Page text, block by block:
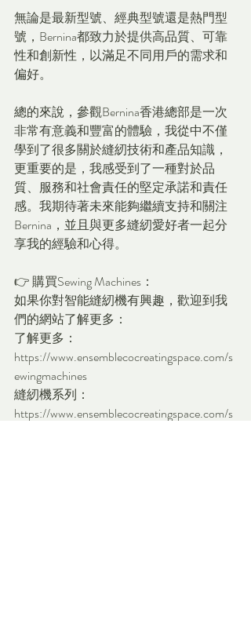
無論是最新型號、經典型號還是熱門型
號，Bernina都致力於提供高品質、可靠
性和創新性，以滿足不同用戶的需求和
偏好。
總的來說，參觀Bernina香港總部是一次
非常有意義和豐富的體驗，我從中不僅
學到了很多關於縫紉技術和產品知識，
更重要的是，我感受到了一種對於品
質、服務和社會責任的堅定承諾和責任
感。我期待著未來能夠繼續支持和關注
Bernina，並且與更多縫紉愛好者一起分
享我的經驗和心得。
👉 購買Sewing Machines：
如果你對智能縫紉機有興趣，歡迎到我
們的網站了解更多：
了解更多：
https://www.ensemblecocreatingspace.com/s
ewingmachines
縫紉機系列：
https://www.ensemblecocreatingspace.com/s